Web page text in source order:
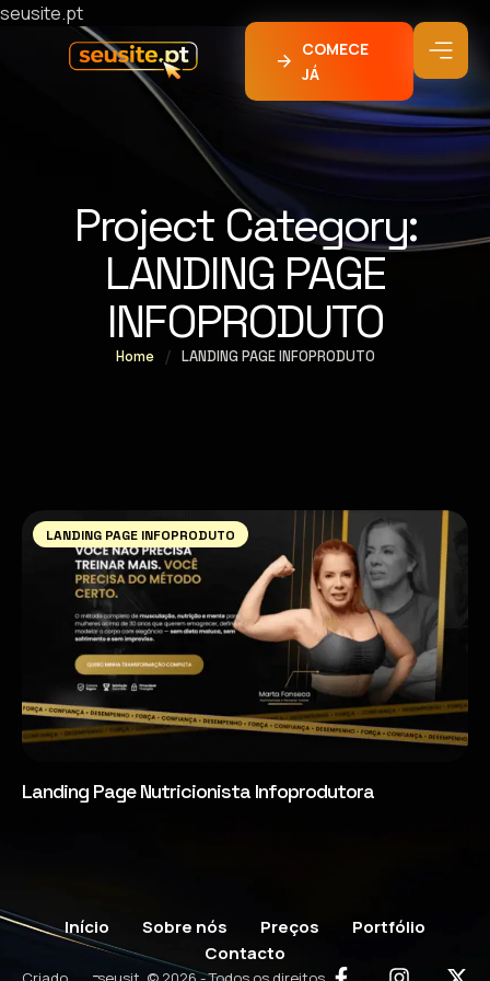
seusite.pt
COMECE
JÁ
Project Category:
LANDING PAGE
INFOPRODUTO
Home / LANDING PAGE INFOPRODUTO
LANDING PAGE INFOPRODUTO
Landing Page Nutricionista Infoprodutora
Início Sobre nós Preços
Portfólio
Contacto
-